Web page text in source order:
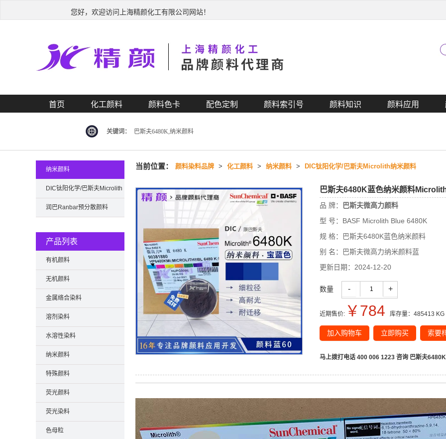
您好，欢迎访问上海精颜化工有限公司网站！
首页 化工颜料 颜料色卡 配色定制 颜料索引号 颜料知识 颜料应用
关键词： 巴斯夫6480K,纳米颜料
当前位置： 颜料染料品牌 > 化工颜料 > 纳米颜料 > DIC钛阳化学/巴斯夫Microlith纳米颜料
巴斯夫6480K蓝色纳米颜料
品 牌：
巴斯夫微高力颜料
型 号： BASF Microlith Blue 6480K
规 格：
巴斯夫6480K蓝色纳米颜料
别 名：
巴斯夫微高力纳米颜料蓝
更新日期： 2024-12-20
数量 - +
近期售价: ￥784 库存量： 485413 KG
加入购物车 立即购买 索要
马上拨打电话 400 006 1223 咨询 巴斯夫
纳米颜料
DIC钛阳化学/巴斯夫Microlith
纳米颜料
润巴Ranbar预分散颜料
产品列表
有机颜料
无机颜料
金属络合染料
溶剂染料
水溶性染料
纳米颜料
特殊颜料
荧光颜料
荧光染料
色母粒